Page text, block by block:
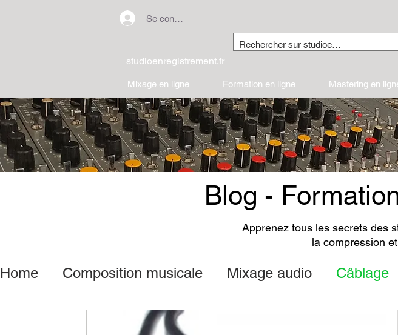
Se connecter
studioenregistrement.fr
Mixage en ligne Formation en ligne Mastering en
Blog -
Apprenez tous les secrets des
la compression
Home Composition musicale Mixage audio Câblage
Vst - Vsti - Logiciel